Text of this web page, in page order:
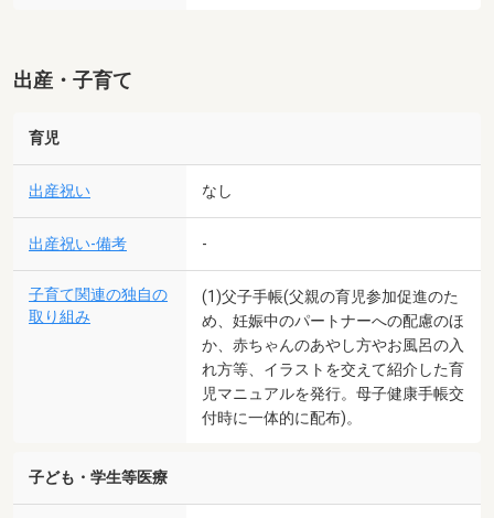
出産・子育て
育児
出産祝い なし
出産祝い-備考 -
子育て関連の独自の
取り組み
(1)父子手帳(父親の育児参加促進のた
め、妊娠中のパートナーへの配慮のほ
か、赤ちゃんのあやし方やお風呂の入
れ方等、イラストを交えて紹介した育
児マニュアルを発行。母子健康手帳交
付時に一体的に配布)。
子ども・学生等医療